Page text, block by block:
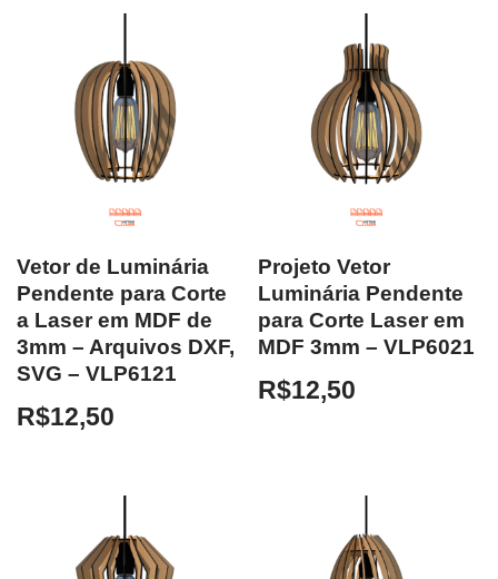
Vetor de Luminária
Pendente para Corte
a Laser em MDF de
3mm – Arquivos DXF,
SVG – VLP6121
R$12,50
Projeto Vetor
Luminária Pendente
para Corte Laser em
MDF 3mm – VLP6021
R$12,50